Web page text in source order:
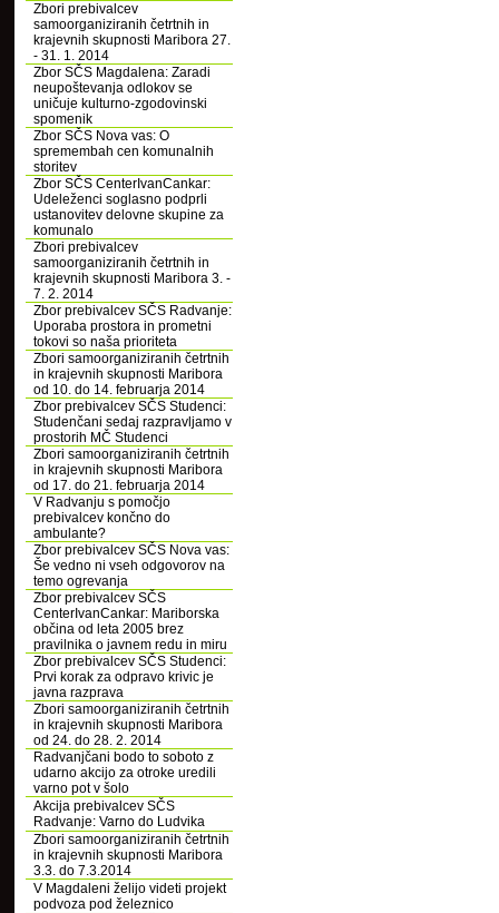
Zbori prebivalcev
samoorganiziranih četrtnih in
krajevnih skupnosti Maribora 27.
- 31. 1. 2014
Zbor SČS Magdalena: Zaradi
neupoštevanja odlokov se
uničuje kulturno-zgodovinski
spomenik
Zbor SČS Nova vas: O
spremembah cen komunalnih
storitev
Zbor SČS CenterIvanCankar:
Udeleženci soglasno podprli
ustanovitev delovne skupine za
komunalo
Zbori prebivalcev
samoorganiziranih četrtnih in
krajevnih skupnosti Maribora 3. -
7. 2. 2014
Zbor prebivalcev SČS Radvanje:
Uporaba prostora in prometni
tokovi so naša prioriteta
Zbori samoorganiziranih četrtnih
in krajevnih skupnosti Maribora
od 10. do 14. februarja 2014
Zbor prebivalcev SČS Studenci:
Studenčani sedaj razpravljamo v
prostorih MČ Studenci
Zbori samoorganiziranih četrtnih
in krajevnih skupnosti Maribora
od 17. do 21. februarja 2014
V Radvanju s pomočjo
prebivalcev končno do
ambulante?
Zbor prebivalcev SČS Nova vas:
Še vedno ni vseh odgovorov na
temo ogrevanja
Zbor prebivalcev SČS
CenterIvanCankar: Mariborska
občina od leta 2005 brez
pravilnika o javnem redu in miru
Zbor prebivalcev SČS Studenci:
Prvi korak za odpravo krivic je
javna razprava
Zbori samoorganiziranih četrtnih
in krajevnih skupnosti Maribora
od 24. do 28. 2. 2014
Radvanjčani bodo to soboto z
udarno akcijo za otroke uredili
varno pot v šolo
Akcija prebivalcev SČS
Radvanje: Varno do Ludvika
Zbori samoorganiziranih četrtnih
in krajevnih skupnosti Maribora
3.3. do 7.3.2014
V Magdaleni želijo videti projekt
podvoza pod železnico